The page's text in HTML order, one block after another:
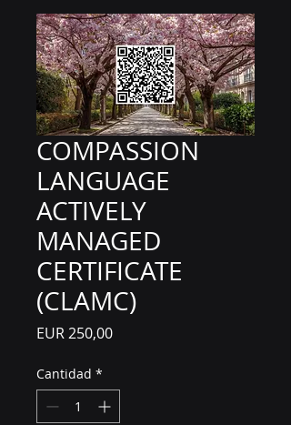
COMPASSION
LANGUAGE
ACTIVELY
MANAGED
CERTIFICATE
(CLAMC)
EUR 250,00Precio
Cantidad *